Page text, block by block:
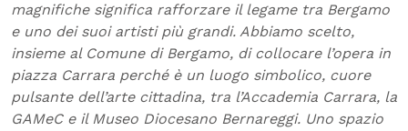
magnifiche significa rafforzare il legame tra Bergamo
e uno dei suoi artisti più grandi. Abbiamo scelto,
insieme al Comune di Bergamo, di collocare l’opera in
piazza Carrara perché è un luogo simbolico, cuore
pulsante dell’arte cittadina, tra l’Accademia Carrara, la
GAMeC e il Museo Diocesano Bernareggi. Uno spazio